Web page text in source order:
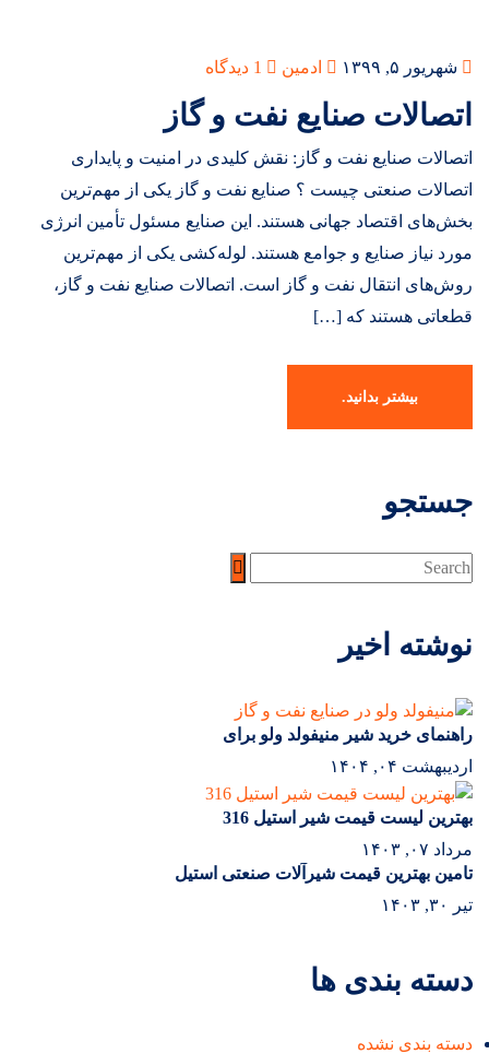
شهریور ۵, ۱۳۹۹ ادمین
اتصالات صنایع نفت و گاز
اتصالات صنایع نفت و گاز: نقش کلیدی در امنیت و پایداری
اتصالات صنعتی چیست ؟ صنایع نفت و گاز یکی از مهم‌ترین
بخش‌های اقتصاد جهانی هستند. این صنایع مسئول تأمین انرژی
مورد نیاز صنایع و جوامع هستند. لوله‌کشی یکی از مهم‌ترین
روش‌های انتقال نفت و گاز است. اتصالات صنایع نفت و گاز،
قطعاتی هستند که […]
بیشتر بدانید.
جستجو
نوشته اخیر
راهنمای خرید شیر منیفولد ولو برای
اردیبهشت ۰۴, ۱۴۰۴
بهترین لیست قیمت شیر استیل 316
مرداد ۰۷, ۱۴۰۳
تامین بهترین قیمت شیرآلات صنعتی استیل
تیر ۳۰, ۱۴۰۳
دسته بندی ها
دسته بندی نشده